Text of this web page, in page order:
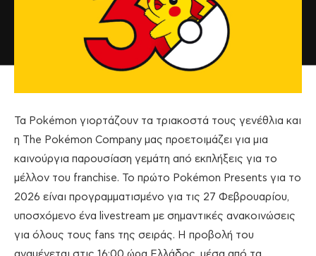
Τα Pokémon γιορτάζουν τα τριακοστά τους γενέθλια και
η The Pokémon Company μας προετοιμάζει για μια
καινούργια παρουσίαση γεμάτη από εκπλήξεις για το
μέλλον του franchise. Το πρώτο Pokémon Presents για το
2026 είναι προγραμματισμένο για τις 27 Φεβρουαρίου,
υποσχόμενο ένα livestream με σημαντικές ανακοινώσεις
για όλους τους fans της σειράς. Η προβολή του